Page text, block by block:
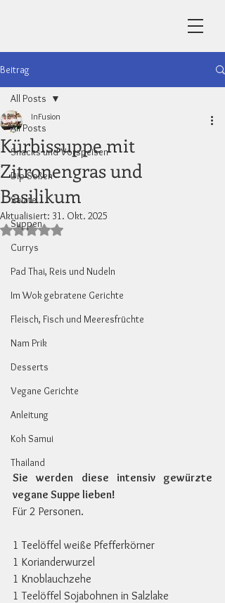
Beitrag
All Posts
Snacks und Vorspeisen
Dip-Soßen
Salate
Suppen
Currys
Pad Thai, Reis und Nudeln
Im Wok gebratene Gerichte
Fleisch, Fisch und Meeresfrüchte
Nam Prik
Desserts
Vegane Gerichte
Anleitung
Koh Samui
Thailand
All Posts
Kürbissuppe mit
Zitronengras und
Basilikum
InFusion
Aktualisiert: 31. Okt. 2025
Mit NaN von 5 Sternen bewertet.
Sie werden diese intensiv gewürzte
vegane Suppe lieben!
Für 2 Personen.
1 Teelöffel weiße Pfefferkörner
1 Korianderwurzel
1 Knoblauchzehe
1 Teelöffel Sojabohnen in Salzlake